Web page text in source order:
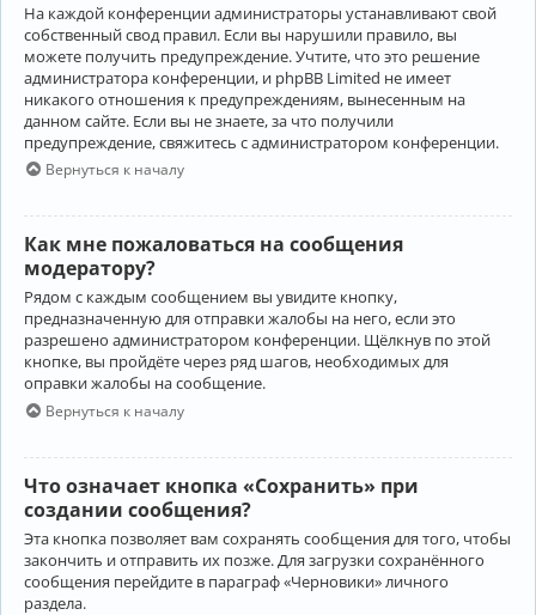
На каждой конференции администраторы устанавливают свой
собственный свод правил. Если вы нарушили правило, вы
можете получить предупреждение. Учтите, что это решение
администратора конференции, и phpBB Limited не имеет
никакого отношения к предупреждениям, вынесенным на
данном сайте. Если вы не знаете, за что получили
предупреждение, свяжитесь с администратором конференции.
Вернуться к началу
Как мне пожаловаться на сообщения
модератору?
Рядом с каждым сообщением вы увидите кнопку,
предназначенную для отправки жалобы на него, если это
разрешено администратором конференции. Щёлкнув по этой
кнопке, вы пройдёте через ряд шагов, необходимых для
оправки жалобы на сообщение.
Вернуться к началу
Что означает кнопка «Сохранить» при
создании сообщения?
Эта кнопка позволяет вам сохранять сообщения для того, чтобы
закончить и отправить их позже. Для загрузки сохранённого
сообщения перейдите в параграф «Черновики» личного
раздела.